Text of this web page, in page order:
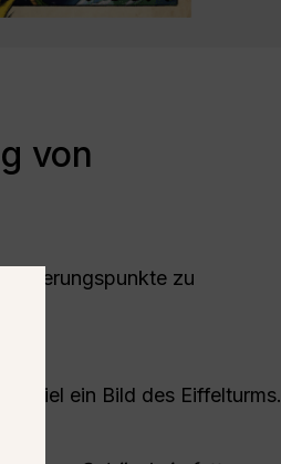
von
zu
ein Bild des Eiffelturms.